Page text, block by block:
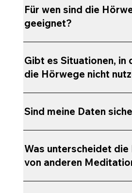
Für wen sind die
geeignet?
Gibt es Situationen, in
die Hörwege nicht
Sind meine Daten
Was unterscheidet
von anderen